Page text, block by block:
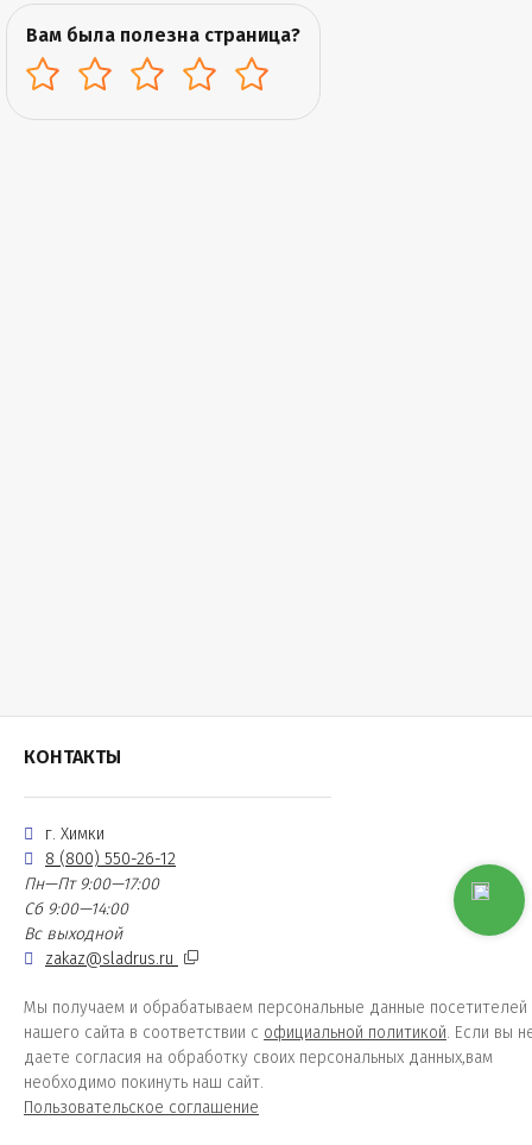
Вам была полезна страница?
КОНТАКТЫ
г. Химки
8 (800) 550-26-12
Пн—Пт 9:00—17:00
Сб 9:00—14:00
Вс выходной
zakaz@sladrus.ru
Мы получаем и обрабатываем персональные данные посетителей
нашего сайта в соответствии с официальной политикой. Если вы
даете согласия на обработку своих персональных данных,вам
необходимо покинуть наш сайт.
Пользовательское соглашение